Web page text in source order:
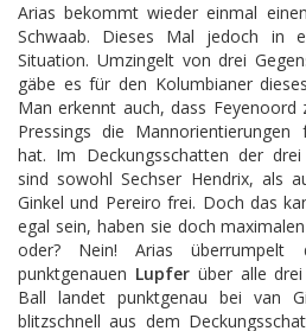
Arias bekommt wieder einmal
Schwaab. Dieses Mal jedoch in
Situation. Umzingelt von drei
gäbe es für den Kolumbianer
Man erkennt auch, dass Feyenoord
Pressings die
hat. Im Deckungsschatten der
sind sowohl Sechser Hendrix, als
Ginkel und Pereiro frei. Doch das
egal sein, haben sie doch
oder? Nein! Arias
punktgenauen Lupferüber alle drei
Ball landet punktgenau bei van
blitzschnell aus dem